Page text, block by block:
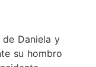
Daniela y
su hombro